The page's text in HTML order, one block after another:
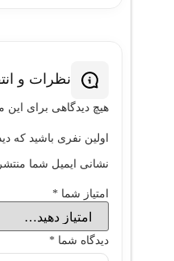
نظرات و
هیچ دیدگاهی برای
اولین نفری باشید که
نشانی ایمیل شما
امتیاز شما *
دیدگاه شما *